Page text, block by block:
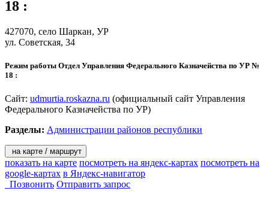
18 :
427070, село Шаркан, УР
ул. Советская, 34
Режим работы Отдел Управления Федерального Казначейства по УР №
18 :
Сайт: udmurtia.roskazna.ru (официальный сайт Управления
Федерального Казначейства по УР)
Разделы: Администрации районов республики
на карте / маршрут
показать на карте посмотреть на яндекс-картах посмотреть на
google-картах в Яндекс-навигатор
Позвонить Отправить запрос